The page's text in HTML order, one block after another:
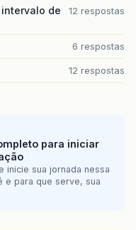
intervalo de
12 respostas
6 respostas
12 respostas
para iniciar
inicie sua jornada nessa
e para que serve, sua